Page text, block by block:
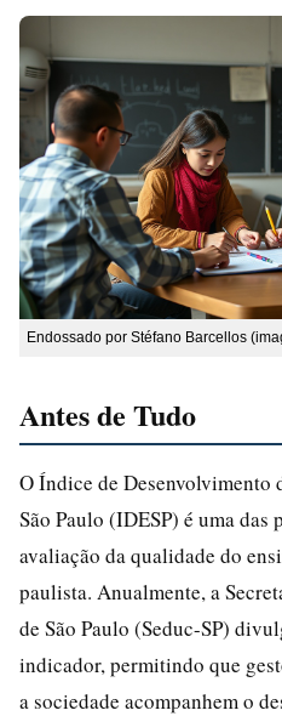
Endossado por Stéfano Barcellos
Antes de Tudo
O Índice de Desenvolvimento
São Paulo (IDESP) é uma
avaliação da qualidade do
paulista. Anualmente, a
de São Paulo (Seduc-SP)
indicador, permitindo que
a sociedade acompanhem o